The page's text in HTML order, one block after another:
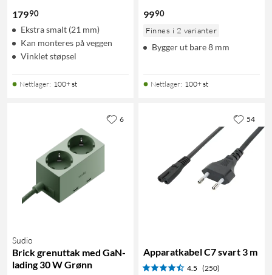
17990
Ekstra smalt (21 mm)
Kan monteres på veggen
Vinklet støpsel
Nettlager: 100+ st
9990
Finnes i 2 varianter
Bygger ut bare 8 mm
Nettlager: 100+ st
Sudio
Brick grenuttak med GaN-
lading 30 W Grønn
6
Apparatkabel C7 svart 3 m
4.5 (250)
54